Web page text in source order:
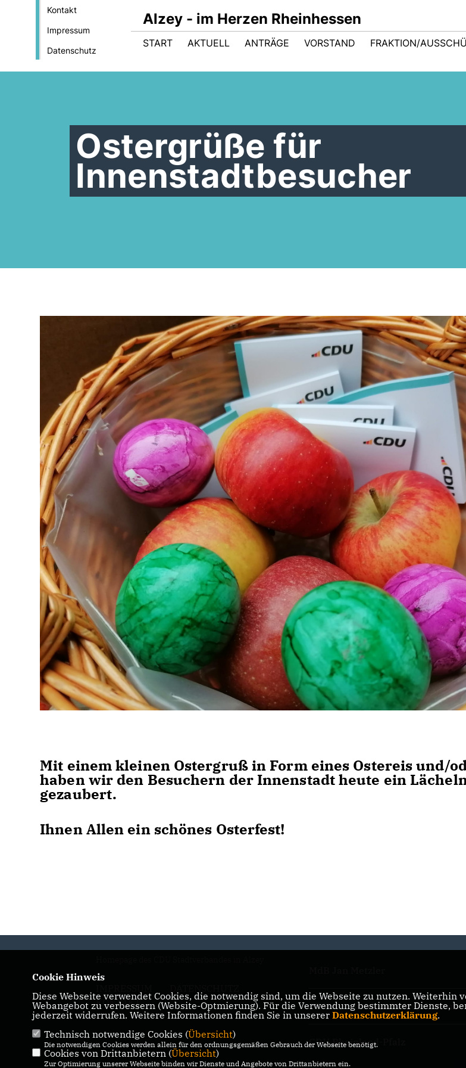
Kontakt
Impressum
Datenschutz
Alzey - im Herzen Rheinhessen
START AKTUELL ANTRÄGE VORSTAND FRAKTION/
Ostergrüße für
Innenstadtbesucher
Mit einem kleinen Ostergruß in Form eines Ostereis und/
haben wir den Besuchern der Innenstadt heute ein
gezaubert.
Ihnen Allen ein schönes Osterfest!
KONTAKT
CDU Kreisverband Alzey-Worms
CDU Rheinland-Pfalz
Cookie Hinweis
Diese Webseite verwendet Cookies, die notwendig sind, um die Webseite zu nutzen.
Webangebot zu verbessern (Website-Optmierung). Für die Verwendung bestimmter Dienste,
jederzeit widerrufen. Weitere Informationen finden Sie in unserer Datenschutzerklärung.
Technisch notwendige Cookies (Übersicht)
Die notwendigen Cookies werden allein für den ordnungsgemäßen Gebrauch der Webseite benötigt.
Cookies von Drittanbietern (Übersicht)
Zur Optimierung unserer Webseite binden wir Dienste und Angebote von Drittanbietern ein.